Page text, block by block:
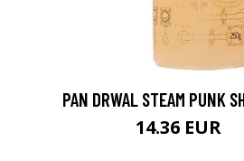
PAN DRWAL STEAM PUNK
14.36 EUR